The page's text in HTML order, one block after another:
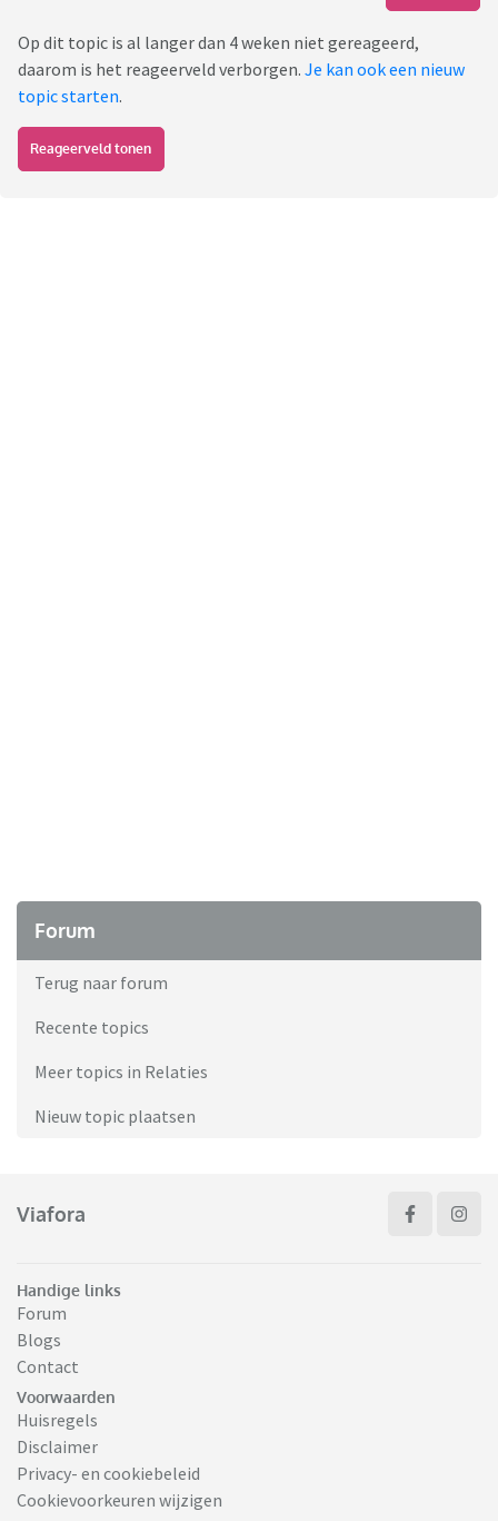
Op dit topic is al langer dan 4 weken niet gereageerd,
daarom is het reageerveld verborgen. Je kan ook een nieuw
topic starten.
Reageerveld tonen
Forum
Terug naar forum
Recente topics
Meer topics in Relaties
Nieuw topic plaatsen
Viafora
Handige links
Forum
Blogs
Contact
Voorwaarden
Huisregels
Disclaimer
Privacy- en cookiebeleid
Cookievoorkeuren wijzigen